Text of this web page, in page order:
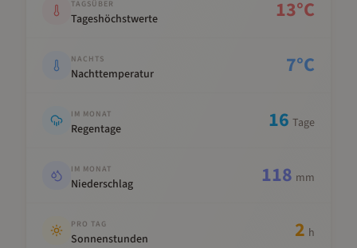
TAGSÜBER
Tageshöchstwerte 13°C
NACHTS
Nachttemperatur 7°C
IM MONAT
Regentage 16 Tage
IM MONAT
Niederschlag 118 mm
PRO TAG
Sonnenstunden 2 h